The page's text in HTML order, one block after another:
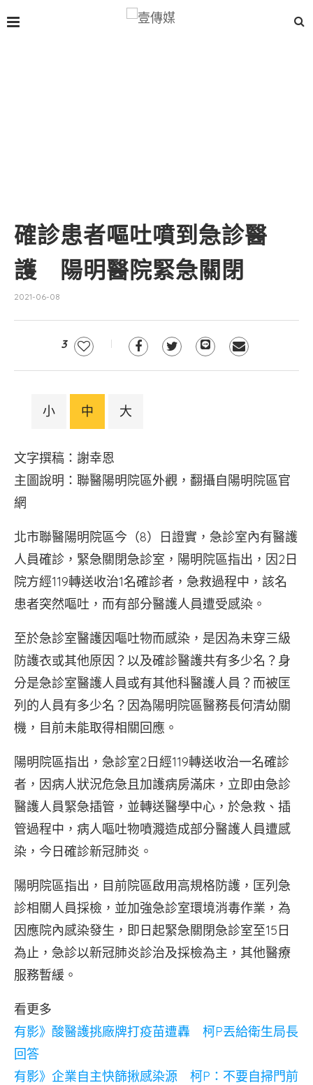
確診患者嘔吐噴到急診醫
護 陽明醫院緊急關閉
2021-06-08
3
小 中 大
文字撰稿：謝幸恩
主圖說明：聯醫陽明院區外觀，翻攝自陽明院區官
網
北市聯醫陽明院區今（8）日證實，急診室內有醫護
人員確診，緊急關閉急診室，陽明院區指出，因2日
院方經119轉送收治1名確診者，急救過程中，該名
患者突然嘔吐，而有部分醫護人員遭受感染。
至於急診室醫護因嘔吐物而感染，是因為未穿三級
防護衣或其他原因？以及確診醫護共有多少名？身
分是急診室醫護人員或有其他科醫護人員？而被匡
列的人員有多少名？因為陽明院區醫務長何清幼關
機，目前未能取得相關回應。
陽明院區指出，急診室2日經119轉送收治一名確診
者，因病人狀況危急且加護病房滿床，立即由急診
醫護人員緊急插管，並轉送醫學中心，於急救、插
管過程中，病人嘔吐物噴濺造成部分醫護人員遭感
染，今日確診新冠肺炎。
陽明院區指出，目前院區啟用高規格防護，匡列急
診相關人員採檢，並加強急診室環境消毒作業，為
因應院內感染發生，即日起緊急關閉急診室至15日
為止，急診以新冠肺炎診治及採檢為主，其他醫療
服務暫緩。
看更多
有影》酸醫護挑廠牌打疫苗遭轟 柯P丟給衛生局長
回答
有影》企業自主快篩揪感染源 柯P：不要自掃門前